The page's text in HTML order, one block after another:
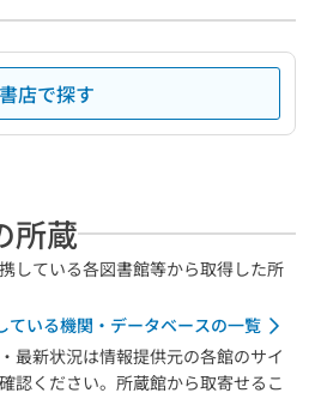
書店で探す
所蔵
している各図書館等から取得した所
ている機関・データベースの一覧
最新状況は情報提供元の各館のサイ
認ください。所蔵館から取寄せるこ